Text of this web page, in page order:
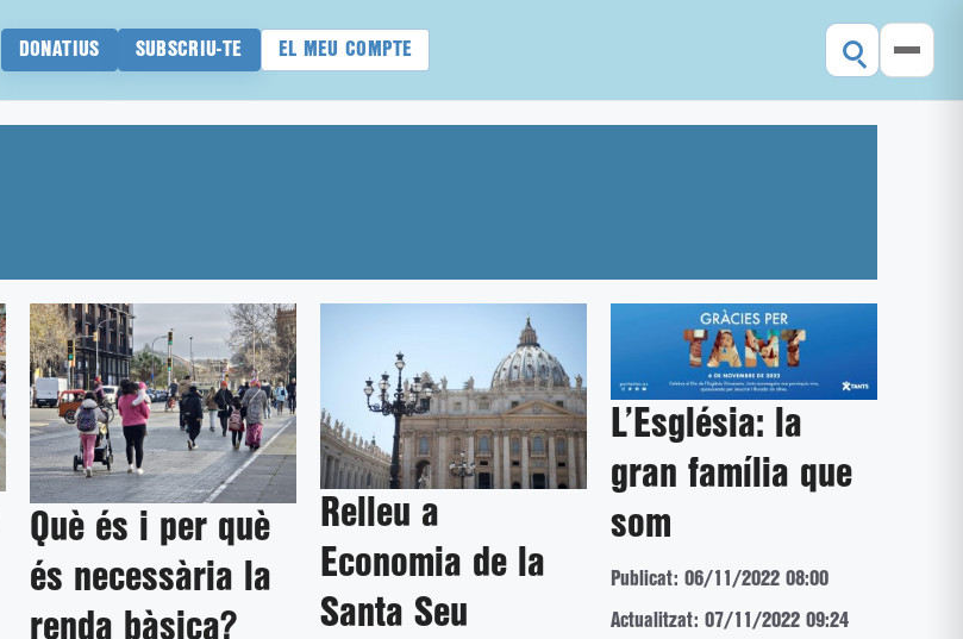
DONATIUS SUBSCRIU-TE EL MEU COMPTE
Què és i per què
és necessària la
renda bàsica?
Relleu a
Economia de la
Santa Seu
L’Església: la
gran família que
som
Publicat: 06/11/2022 08:00
Actualitzat: 07/11/2022 09:24